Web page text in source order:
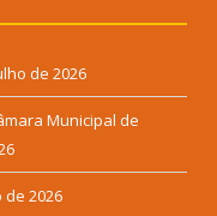
de 2026
Municipal de
de 2026